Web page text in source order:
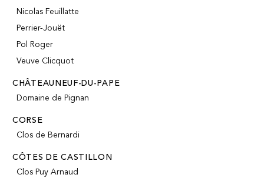
Nicolas Feuillatte
Perrier-Jouët
Pol Roger
Veuve Clicquot
CHÂTEAUNEUF-DU-PAPE
Domaine de Pignan
CORSE
Clos de Bernardi
CÔTES DE CASTILLON
Clos Puy Arnaud